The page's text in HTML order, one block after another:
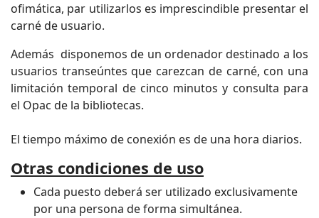
ofimática, par utilizarlos es imprescindible presentar el
carné de usuario.
Además disponemos de un ordenador destinado a los
usuarios transeúntes que carezcan de carné, con una
limitación temporal de cinco minutos y consulta para
el Opac de la bibliotecas.
El tiempo máximo de conexión es de una hora diarios.
Otras condiciones de uso
Cada puesto deberá ser utilizado exclusivamente
por una persona de forma simultánea.